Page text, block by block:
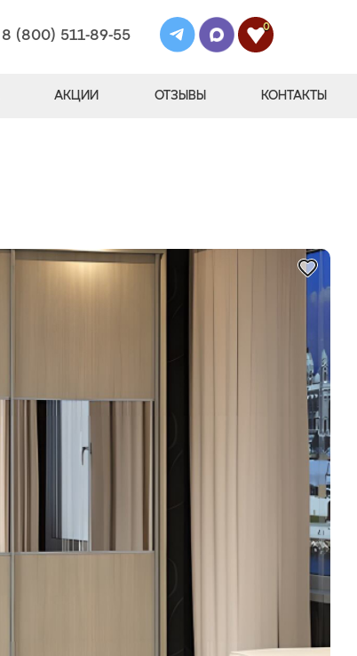
8 (800) 511-89-55
0
АКЦИИ ОТЗЫВЫ КОНТАКТЫ